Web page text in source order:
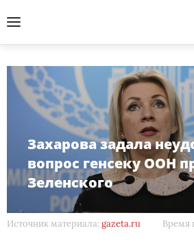
Захарова задала
вопрос генсеку ООН
Зеленского
Источник материала: gazeta.ru Время